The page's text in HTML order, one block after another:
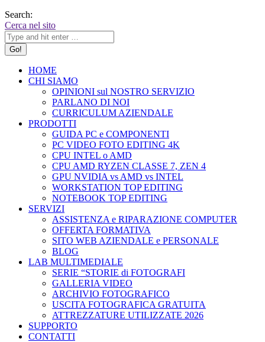
Search:
Cerca nel sito
HOME
CHI SIAMO
OPINIONI sul NOSTRO SERVIZIO
PARLANO DI NOI
CURRICULUM AZIENDALE
PRODOTTI
GUIDA PC e COMPONENTI
PC VIDEO FOTO EDITING 4K
CPU INTEL o AMD
CPU AMD RYZEN CLASSE 7, ZEN 4
GPU NVIDIA vs AMD vs INTEL
WORKSTATION TOP EDITING
NOTEBOOK TOP EDITING
SERVIZI
ASSISTENZA e RIPARAZIONE COMPUTER
OFFERTA FORMATIVA
SITO WEB AZIENDALE e PERSONALE
BLOG
LAB MULTIMEDIALE
SERIE “STORIE di FOTOGRAFI
GALLERIA VIDEO
ARCHIVIO FOTOGRAFICO
USCITA FOTOGRAFICA GRATUITA
ATTREZZATURE UTILIZZATE 2026
SUPPORTO
CONTATTI